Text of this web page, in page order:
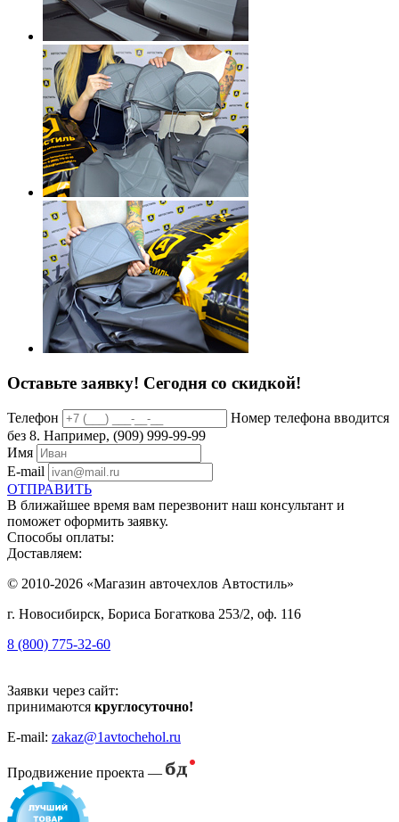
Оставьте заявку! Сегодня со скидкой!
Телефон
Номер телефона вводится
без 8. Например, (909) 999-99-99
Имя
E-mail
ОТПРАВИТЬ
В ближайшее время вам перезвонит наш консультант и
поможет оформить заявку.
Способы оплаты:
Доставляем:
© 2010-2026 «Магазин авточехлов Автостиль»
г. Новосибирск, Бориса Богаткова 253/2, оф. 116
8 (800) 775-32-60
Заявки через сайт:
принимаются круглосуточно!
E-mail: zakaz@1avtochehol.ru
Продвижение проекта —